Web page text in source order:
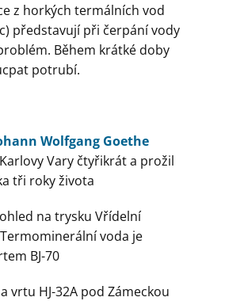
z horkých termálních vod
představují při čerpání vody
Během krátké doby
potrubí.
Wolfgang Goethe
Vary čtyřikrát a prožil
tři roky života
na trysku Vřídelní
voda je
BJ-70
vrtu HJ-32A pod Zámeckou